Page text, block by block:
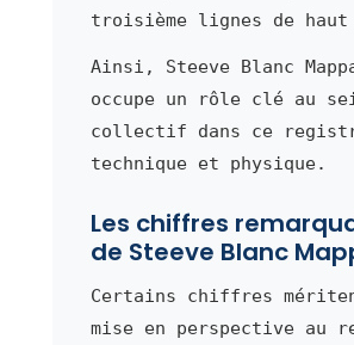
troisième lignes de haut
Ainsi, Steeve Blanc
occupe un rôle clé au
collectif dans ce
technique et physique.
Les chiffres
de Steeve Blanc
Certains chiffres
mise en perspective au